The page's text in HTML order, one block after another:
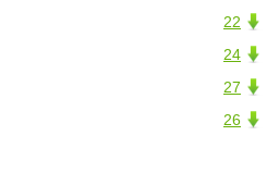
22
24
27
26